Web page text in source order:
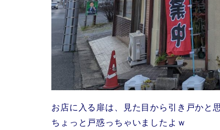
お店に入る扉は、見た目から引き戸かと
ちょっと戸惑っちゃいましたよｗ